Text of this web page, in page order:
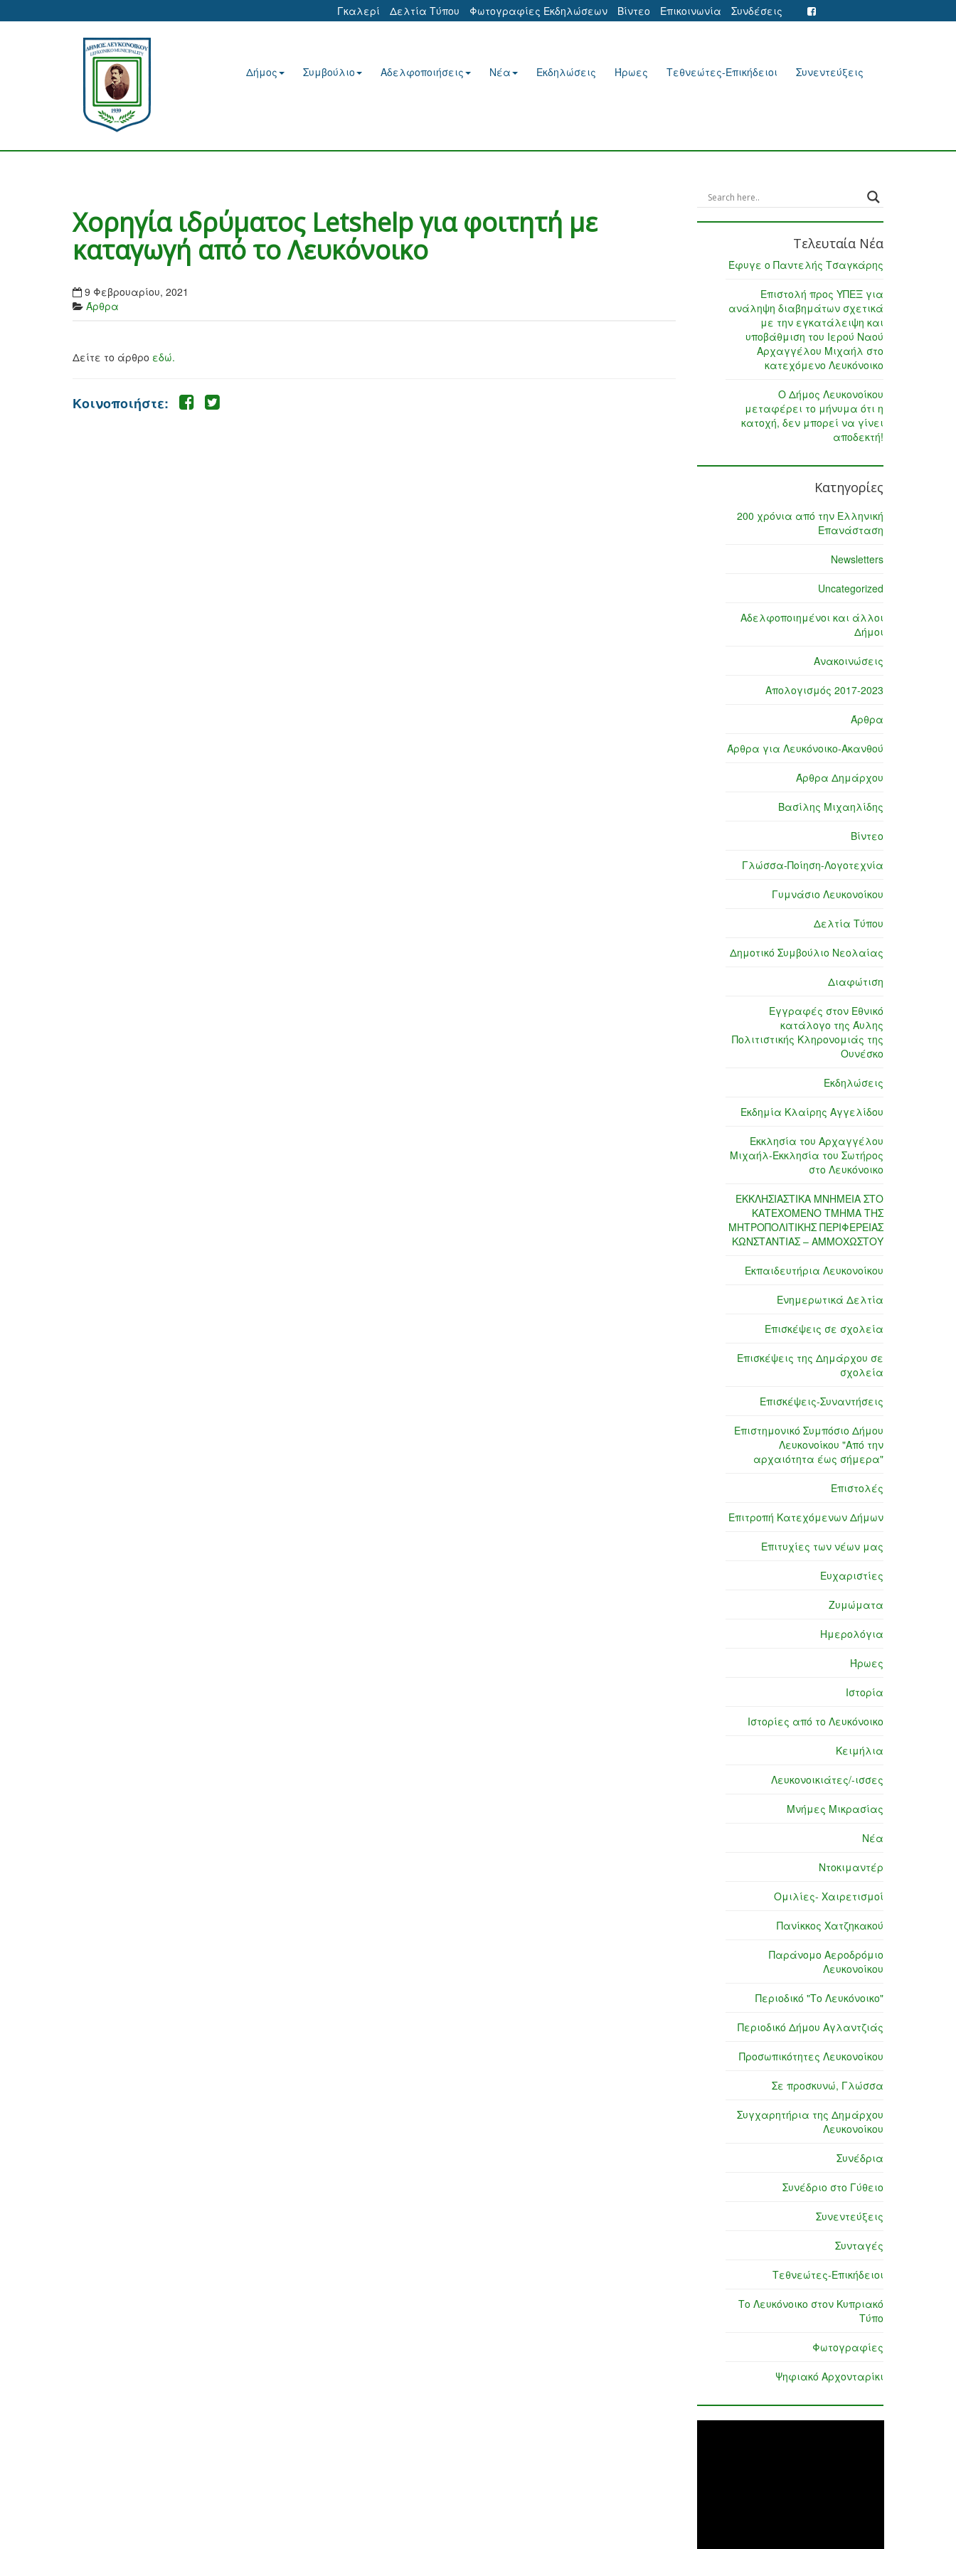
Γκαλερί Δελτία Τύπου Φωτογραφίες Εκδηλώσεων Βίντεο Επικοινωνία Συνδέσεις
Δήμος Συμβούλιο Αδελφοποιήσεις Νέα Εκδηλώσεις Ήρωες Τεθνεώτες-Επικήδειοι Συνεντεύξεις
Χορηγία ιδρύματος Letshelp για φοιτητή με
καταγωγή από το Λευκόνοικο
9 Φεβρουαρίου, 2021
Άρθρα
Δείτε το άρθρο εδώ.
Κοινοποιήστε:
Τελευταία Νέα
Έφυγε ο Παντελής Τσαγκάρης
Επιστολή προς ΥΠΕΞ για
ανάληψη διαβημάτων σχετικά
με την εγκατάλειψη και
υποβάθμιση του Ιερού Ναού
Αρχαγγέλου Μιχαήλ στο
κατεχόμενο Λευκόνοικο
Ο Δήμος Λευκονοίκου
μεταφέρει το μήνυμα ότι η
κατοχή, δεν μπορεί να γίνει
αποδεκτή!
Κατηγορίες
200 χρόνια από την Ελληνική
Επανάσταση
Newsletters
Uncategorized
Αδελφοποιημένοι και άλλοι
Δήμοι
Ανακοινώσεις
Απολογισμός 2017-2023
Άρθρα
Άρθρα για Λευκόνοικο-Ακανθού
Άρθρα Δημάρχου
Βασίλης Μιχαηλίδης
Βίντεο
Γλώσσα-Ποίηση-Λογοτεχνία
Γυμνάσιο Λευκονοίκου
Δελτία Τύπου
Δημοτικό Συμβούλιο Νεολαίας
Διαφώτιση
Εγγραφές στον Εθνικό
κατάλογο της Άυλης
Πολιτιστικής Κληρονομιάς της
Ουνέσκο
Εκδηλώσεις
Εκδημία Κλαίρης Αγγελίδου
Εκκλησία του Αρχαγγέλου
Μιχαήλ-Εκκλησία του Σωτήρος
στο Λευκόνοικο
ΕΚΚΛΗΣΙΑΣΤΙΚΑ ΜΝΗΜΕΙΑ ΣΤΟ
ΚΑΤΕΧΟΜΕΝΟ ΤΜΗΜΑ ΤΗΣ
ΜΗΤΡΟΠΟΛΙΤΙΚΗΣ ΠΕΡΙΦΕΡΕΙΑΣ
ΚΩΝΣΤΑΝΤΙΑΣ – ΑΜΜΟΧΩΣΤΟΥ
Εκπαιδευτήρια Λευκονοίκου
Ενημερωτικά Δελτία
Επισκέψεις σε σχολεία
Επισκέψεις της Δημάρχου σε
σχολεία
Επισκέψεις-Συναντήσεις
Επιστημονικό Συμπόσιο Δήμου
Λευκονοίκου "Από την
αρχαιότητα έως σήμερα"
Επιστολές
Επιτροπή Κατεχόμενων Δήμων
Επιτυχίες των νέων μας
Ευχαριστίες
Ζυμώματα
Ημερολόγια
Ήρωες
Ιστορία
Ιστορίες από το Λευκόνοικο
Κειμήλια
Λευκονοικιάτες/-ισσες
Μνήμες Μικρασίας
Νέα
Ντοκιμαντέρ
Ομιλίες- Χαιρετισμοί
Πανίκκος Χατζηκακού
Παράνομο Αεροδρόμιο
Λευκονοίκου
Περιοδικό "Το Λευκόνοικο"
Περιοδικό Δήμου Αγλαντζιάς
Προσωπικότητες Λευκονοίκου
Σε προσκυνώ, Γλώσσα
Συγχαρητήρια της Δημάρχου
Λευκονοίκου
Συνέδρια
Συνέδριο στο Γύθειο
Συνεντεύξεις
Συνταγές
Τεθνεώτες-Επικήδειοι
Το Λευκόνοικο στον Κυπριακό
Τύπο
Φωτογραφίες
Ψηφιακό Αρχονταρίκι